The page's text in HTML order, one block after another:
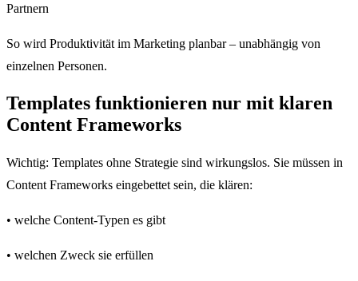
Partnern
So wird Produktivität im Marketing planbar – unabhängig von
einzelnen Personen.
Templates funktionieren nur mit klaren
Content Frameworks
Wichtig: Templates ohne Strategie sind wirkungslos. Sie müssen in
Content Frameworks eingebettet sein, die klären:
• welche Content-Typen es gibt
• welchen Zweck sie erfüllen